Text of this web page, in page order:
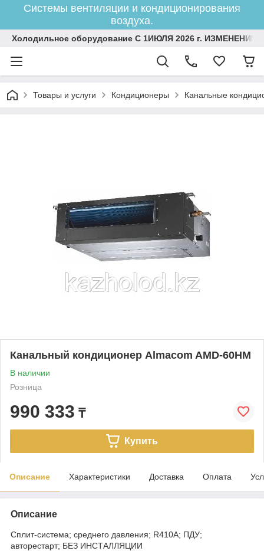
Системы вентиляции и кондиционирования
воздуха.
Холодильное оборудование С 1ИЮЛЯ 2026 г.
Товары и услуги Кондиционеры Канальные
Канальный кондиционер Almacom AMD-60HM
В наличии
Розница
990 333 ₸
Купить
Описание Характеристики Доставка Оплата
Описание
Сплит-система; среднего давления; R410А; ПДУ;
авторестарт; БЕЗ ИНСТАЛЛЯЦИИ